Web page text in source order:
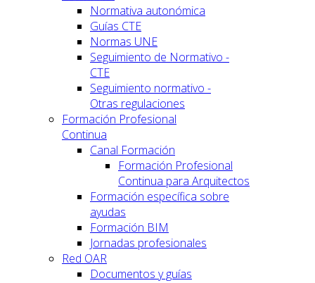
Normativa autonómica
Guías CTE
Normas UNE
Seguimiento de Normativo -
CTE
Seguimiento normativo -
Otras regulaciones
Formación Profesional
Continua
Canal Formación
Formación Profesional
Continua para Arquitectos
Formación específica sobre
ayudas
Formación BIM
Jornadas profesionales
Red OAR
Documentos y guías